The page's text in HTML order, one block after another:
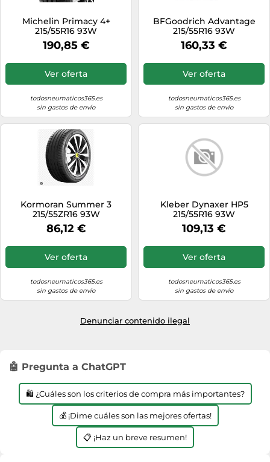
Michelin Primacy 4+
215/55R16 93W
190,85 €
Ver oferta
todosneumaticos365.es
sin gastos de envío
BFGoodrich Advantage
215/55R16 93W
160,33 €
Ver oferta
todosneumaticos365.es
sin gastos de envío
Kormoran Summer 3
215/55ZR16 93W
86,12 €
Ver oferta
todosneumaticos365.es
sin gastos de envío
Kleber Dynaxer HP5
215/55R16 93W
109,13 €
Ver oferta
todosneumaticos365.es
sin gastos de envío
Denunciar contenido ilegal
🤖 Pregunta a ChatGPT
🛍️ ¿Cuáles son los criterios de compra más importantes?
💰 ¡Dime cuáles son las mejores ofertas!
📋 ¡Haz un breve resumen!